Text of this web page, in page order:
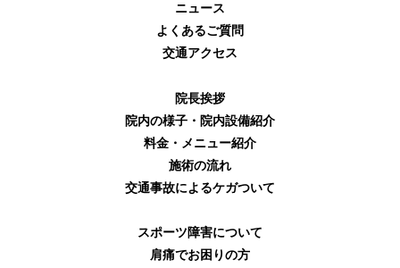
ニュース
よくあるご質問
交通アクセス
院長挨拶
院内の様子・院内設備紹介
料金・メニュー紹介
施術の流れ
交通事故によるケガついて
スポーツ障害について
肩痛でお困りの方